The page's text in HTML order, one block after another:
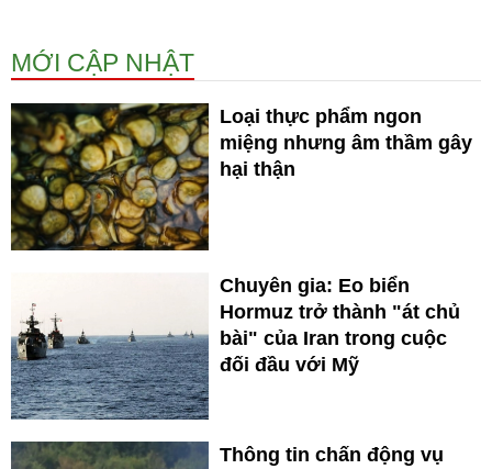
MỚI CẬP NHẬT
Loại thực phẩm ngon
miệng nhưng âm thầm gây
hại thận
Chuyên gia: Eo biển
Hormuz trở thành "át chủ
bài" của Iran trong cuộc
đối đầu với Mỹ
Thông tin chấn động vụ